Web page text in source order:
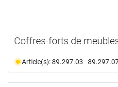
Coffres-forts de
Article(s): 89.297.03 -